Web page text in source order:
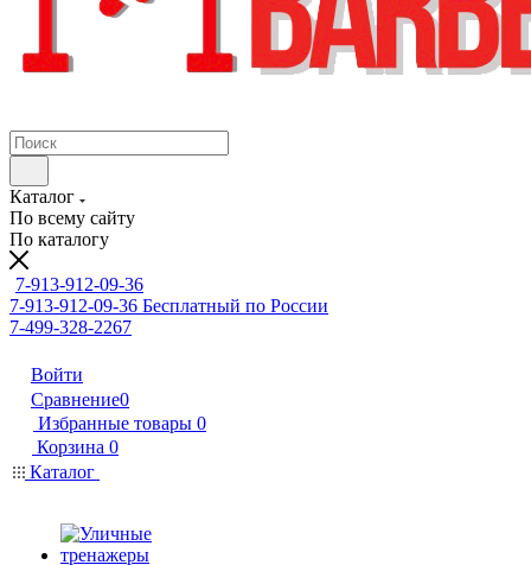
Каталог
По всему сайту
По каталогу
7-913-912-09-36
7-913-912-09-36 Бесплатный по России
7-499-328-2267
Войти
Сравнение0
Избранные товары 0
Корзина 0
Каталог